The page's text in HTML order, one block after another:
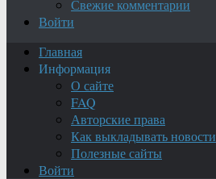
Свежие комментарии
Войти
Главная
Информация
О сайте
FAQ
Авторские права
Как выкладывать новости
Полезные сайты
Войти